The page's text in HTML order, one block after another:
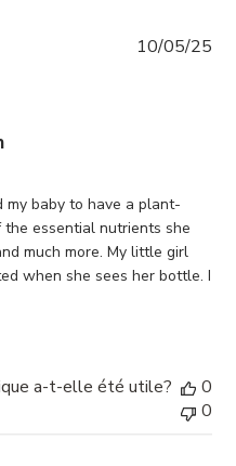
my baby to have a plant-
essential nutrients she
much more. My little girl
when she sees her bottle. I
10/05/25
a-t-elle été utile?
0
0